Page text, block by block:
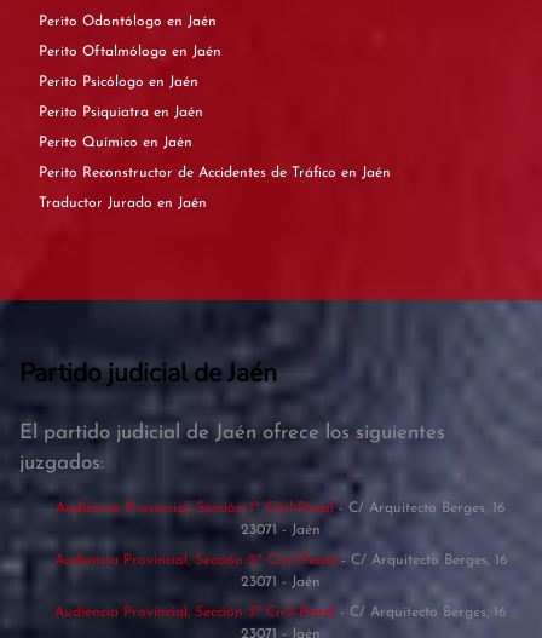
Perito Odontólogo en Jaén
Perito Oftalmólogo en Jaén
Perito Psicólogo en Jaén
Perito Psiquiatra en Jaén
Perito Químico en Jaén
Perito Reconstructor de Accidentes de Tráfico en Jaén
Traductor Jurado en Jaén
Partido judicial de Jaén
El partido judicial de Jaén ofrece los siguientes
juzgados:
Audiencia Provincial, Sección 1ª Civil-Penal- C/ Arquitecto Berges, 16
23071 - Jaén
Audiencia Provincial, Sección 2ª Civil-Penal - C/ Arquitecto Berges, 16
23071 - Jaén
Audiencia Provincial, Sección 3ª Civil-Penal - C/ Arquitecto Berges, 16
23071 - Jaén